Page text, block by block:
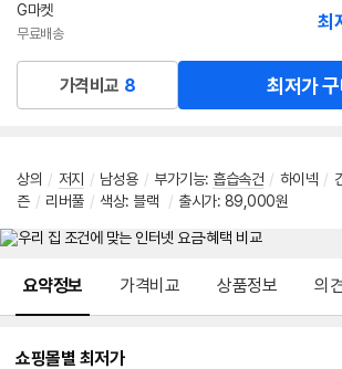
G마켓
무료배송
최
가격비교 8 최저가
상의 / 저지 / 남성용 / 부가기능: 흡습속건 / 하이넥 /
즌 / 리버풀 / 색상: 블랙 / 출시가: 89,000원
요약정보 가격비교 상품정보 의
쇼핑몰별 최저가